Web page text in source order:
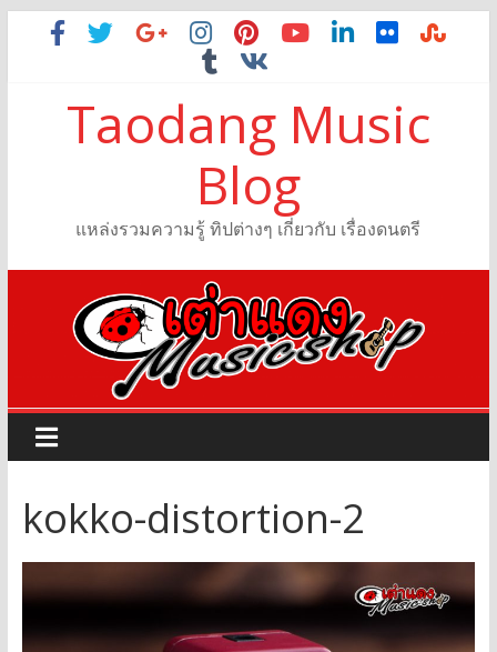
Taodang Music
Blog
แหล่งรวมความรู้ ทิปต่างๆ เกี่ยวกับ เรื่องดนตรี
kokko-distortion-2